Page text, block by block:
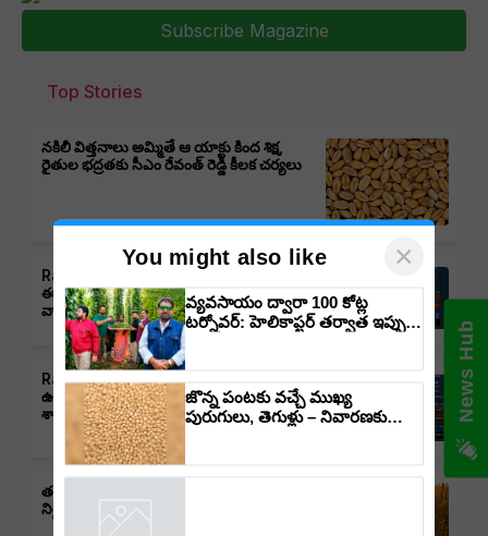
Subscribe Magazine
Top Stories
నకిలీ విత్తనాలు అమ్మితే ఆ యాక్టు కింద శిక్ష,
రైతుల భద్రతకు సీఎం రేవంత్ రెడ్డి కీలక చర్యలు
Rain Alert: తెలంగాణలో వర్షాలు,
ఈదురుగాలులు, తుఫాన్లు వచ్చే అవకాశం:
వాతావరణ శాఖ హెచ్చరిక
Rain Alert : ఆంధ్రప్రదేశ్‌లో వర్షాలు,
ఉరుములు, ఈదురుగాలుల ముప్పు: వాతావరణ
శాఖ హెచ్చరిక
తడిసిన ధాన్యానికీ భరోసా – తెలంగాణ ప్రభుత్వం
నిర్ణయం, రైతులకు ఊరట
News Hub
You might also like ×
వ్యవసాయం ద్వారా 100 కోట్ల
టర్నోవర్: హెలికాప్టర్ తర్వాత ఇప్పుడు
జొన్న పంటకు వచ్చే ముఖ్య
పురుగులు, తెగుళ్లు – నివారణకు